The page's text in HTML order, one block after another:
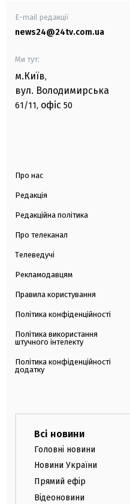
E-mail редакції
news24@24tv.com.ua
Ми тут:
м.Київ,
вул. Володимирська
61/11, офіс 50
Про нас
Редакція
Редакційна політика
Про телеканал
Телеведучі
Рекламодавцям
Правила користування
Політика конфіденційності
Політика використання
штучного інтелекту
Політика конфіденційності
додатку
Всі новини
Головні новини
Новини України
Прямий ефір
Відеоновини